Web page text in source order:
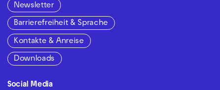
Newsletter
Barrierefreiheit & Sprache
Kontakte & Anreise
Downloads
Social Media